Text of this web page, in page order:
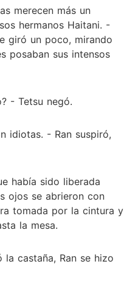
merecen más un
hermanos Haitani. -
giró un poco, mirando
posaban sus intensos
- Tetsu negó.
idiotas. - Ran suspiró,
había sido liberada
ojos se abrieron con
tomada por la cintura y
la mesa.
la castaña, Ran se hizo